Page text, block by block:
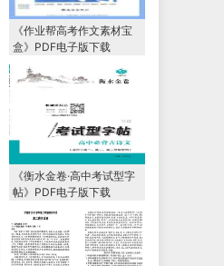
《作业帮高考作文素材宝
盒》PDF电子版下载
《衡水金卷·高中考试型字
帖》PDF电子版下载